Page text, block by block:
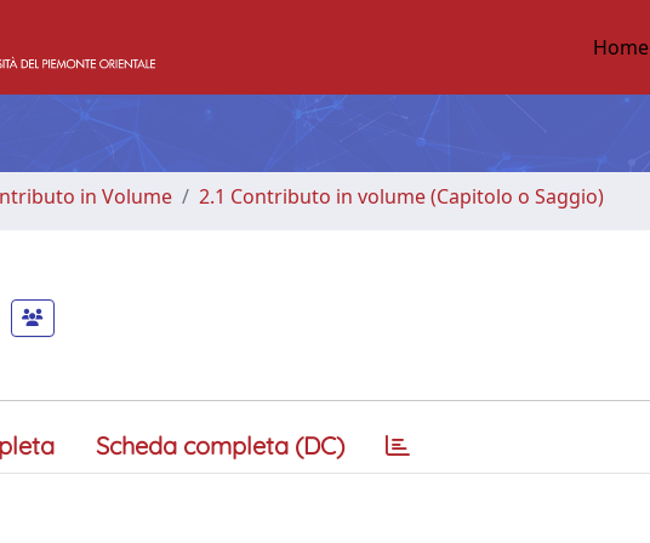
Home
in Volume 2.1 Contributo in volume (Capitolo o Saggio)
Scheda completa (DC)